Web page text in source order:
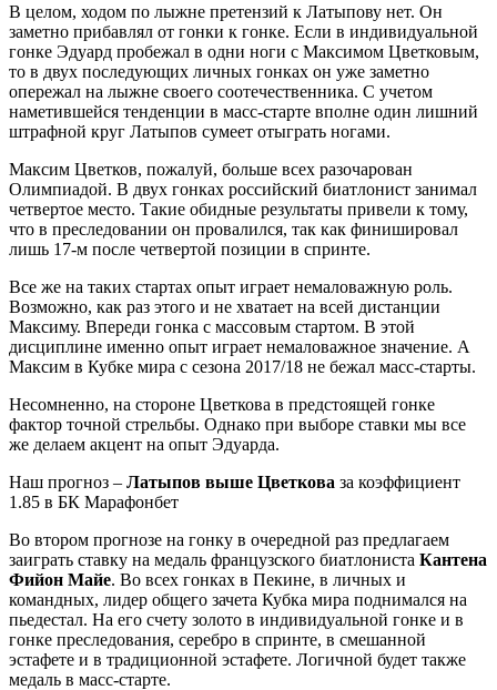
В целом, ходом по лыжне претензий к Латыпову нет. Он
заметно прибавлял от гонки к гонке. Если в индивидуальной
гонке Эдуард пробежал в одни ноги с Максимом Цветковым,
то в двух последующих личных гонках он уже заметно
опережал на лыжне своего соотечественника. С учетом
наметившейся тенденции в масс-старте вполне один лишний
штрафной круг Латыпов сумеет отыграть ногами.
Максим Цветков, пожалуй, больше всех разочарован
Олимпиадой. В двух гонках российский биатлонист занимал
четвертое место. Такие обидные результаты привели к тому,
что в преследовании он провалился, так как финишировал
лишь 17-м после четвертой позиции в спринте.
Все же на таких стартах опыт играет немаловажную роль.
Возможно, как раз этого и не хватает на всей дистанции
Максиму. Впереди гонка с массовым стартом. В этой
дисциплине именно опыт играет немаловажное значение. А
Максим в Кубке мира с сезона 2017/18 не бежал масс-старты.
Несомненно, на стороне Цветкова в предстоящей гонке
фактор точной стрельбы. Однако при выборе ставки мы все
же делаем акцент на опыт Эдуарда.
Наш прогноз – Латыпов выше Цветкова за коэффициент
1.85 в БК Марафонбет
Во втором прогнозе на гонку в очередной раз предлагаем
заиграть ставку на медаль французского биатлониста Кантена
Фийон Майе. Во всех гонках в Пекине, в личных и
командных, лидер общего зачета Кубка мира поднимался на
пьедестал. На его счету золото в индивидуальной гонке и в
гонке преследования, серебро в спринте, в смешанной
эстафете и в традиционной эстафете. Логичной будет также
медаль в масс-старте.